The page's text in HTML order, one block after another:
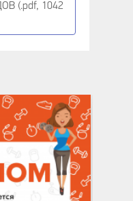
(.pdf, 1042